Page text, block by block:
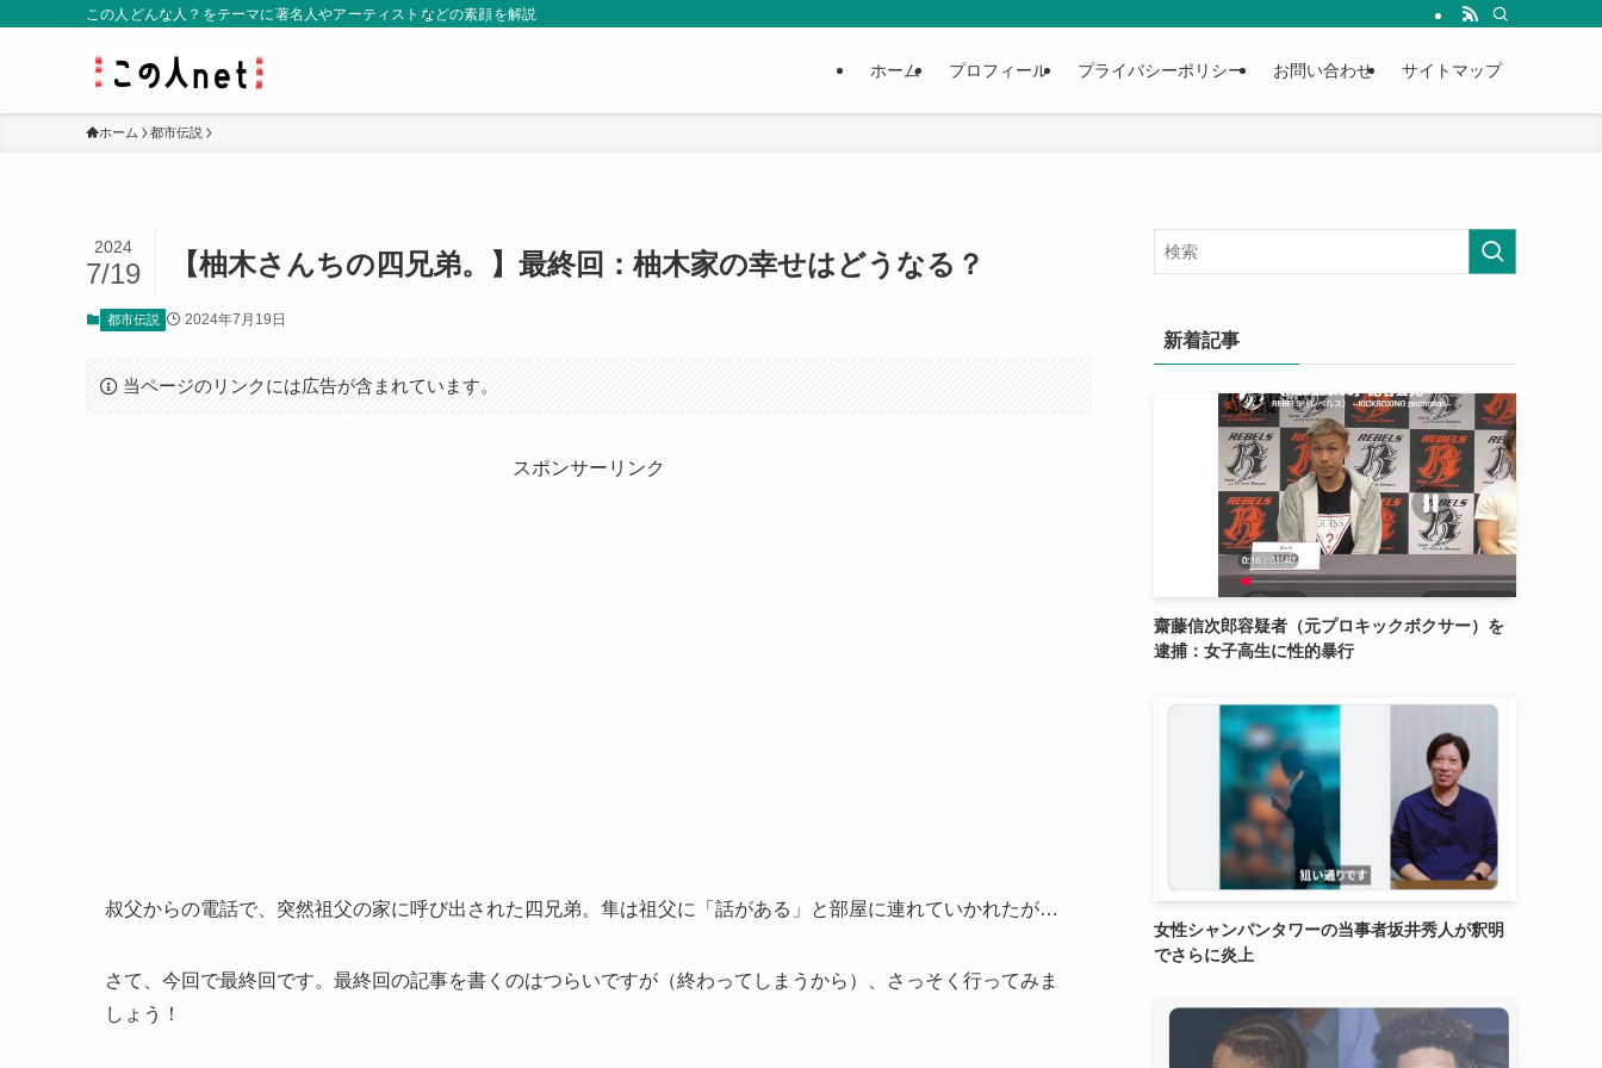
この人どんな人？をテーマに著名人やアーティストなどの素顔を解説
ホーム プロフィール プライバシーポリシー お問い合わせ サイトマップ
ホーム 都市伝説
【柚木さんちの四兄弟。】最終回：柚木家の幸せはどうなる？
2024
7/19
都市伝説 2024年7月19日
当ページのリンクには広告が含まれています。
スポンサーリンク
叔父からの電話で、突然祖父の家に呼び出された四兄弟。隼は祖父に「話がある」と部屋に連れていかれたが…
さて、今回で最終回です。最終回の記事を書くのはつらいですが（終わってしまうから）、さっそく行ってみま
しょう！
新着記事
齋藤信次郎容疑者（元プロキックボクサー）を
逮捕：女子高生に性的暴行
女性シャンパンタワーの当事者坂井秀人が釈明
でさらに炎上